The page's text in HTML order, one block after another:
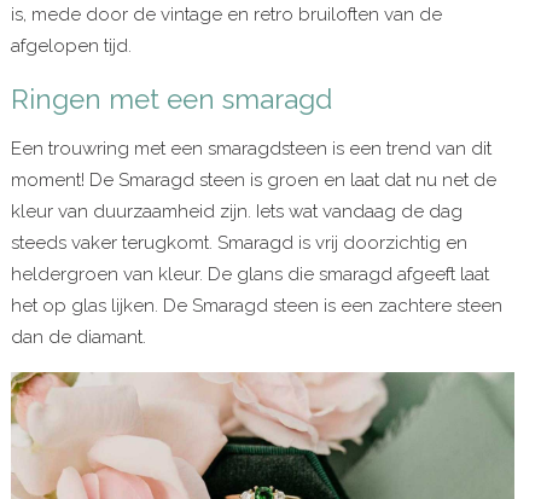
is, mede door de vintage en retro bruiloften van de
afgelopen tijd.
Ringen met een smaragd
Een trouwring met een smaragdsteen is een trend van dit
moment! De Smaragd steen is groen en laat dat nu net de
kleur van duurzaamheid zijn. Iets wat vandaag de dag
steeds vaker terugkomt. Smaragd is vrij doorzichtig en
heldergroen van kleur. De glans die smaragd afgeeft laat
het op glas lijken. De Smaragd steen is een zachtere steen
dan de diamant.